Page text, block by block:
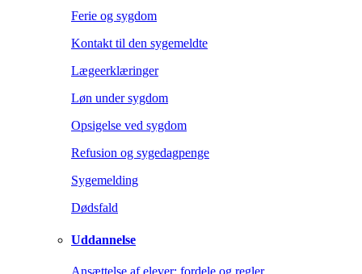
Ferie og sygdom
Kontakt til den sygemeldte
Lægeerklæringer
Løn under sygdom
Opsigelse ved sygdom
Refusion og sygedagpenge
Sygemelding
Dødsfald
Uddannelse
Ansættelse af elever: fordele og regler